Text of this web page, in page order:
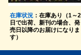
在庫状況：在庫あり（1～2
日で出荷、新刊の場合、発
売日以降のお届けになりま
す）